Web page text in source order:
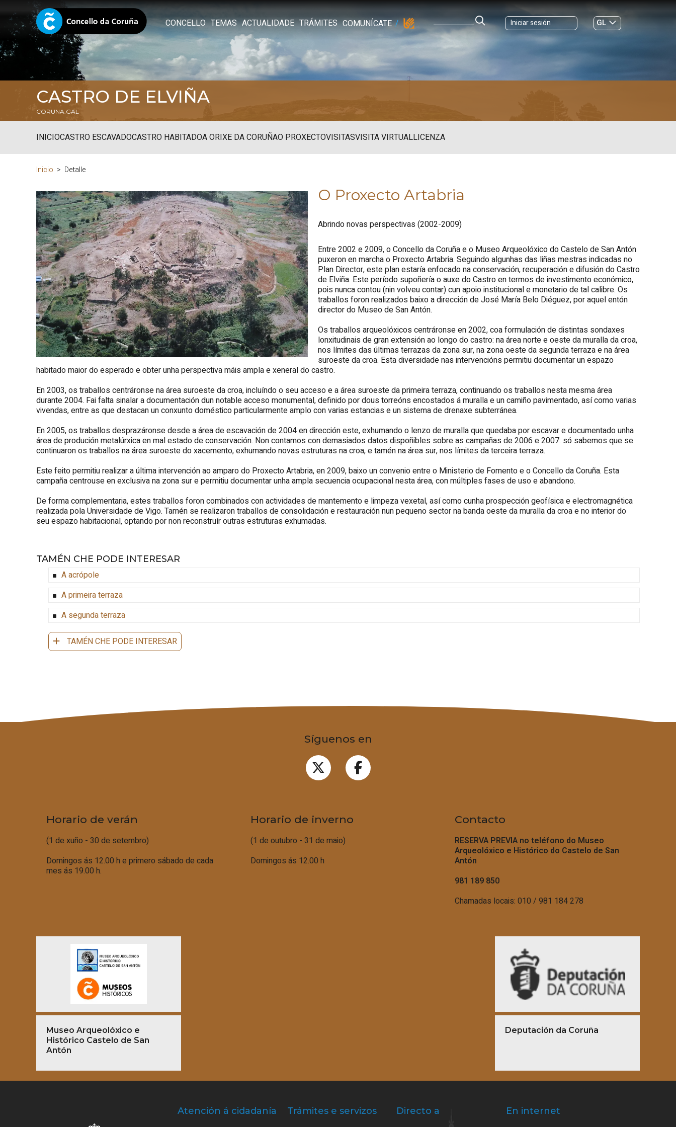
CONCELLO TEMAS ACTUALIDADE TRÁMITES COMUNÍCATE Iniciar sesión
GL
ES|
CASTRO DE ELVIÑA
CORUNA.GAL
INICIOCASTRO ESCAVADOCASTRO HABITADOA ORIXE DA CORUÑAO PROXECTOVISITASVISITA VIRTUALLICENZA
Inicio Detalle
O Proxecto Artabria
Abrindo novas perspectivas (2002-2009)
Entre 2002 e 2009, o Concello da Coruña e o Museo Arqueolóxico do Castelo de San Antón
puxeron en marcha o Proxecto Artabria. Seguindo algunhas das liñas mestras indicadas no
Plan Director, este plan estaría enfocado na conservación, recuperación e difusión do Castro
de Elviña. Este período supoñería o auxe do Castro en termos de investimento económico,
pois nunca contou (nin volveu contar) cun apoio institucional e monetario de tal calibre. Os
traballos foron realizados baixo a dirección de José María Belo Diéguez, por aquel entón
director do Museo de San Antón.
Os traballos arqueolóxicos centráronse en 2002, coa formulación de distintas sondaxes
lonxitudinais de gran extensión ao longo do castro: na área norte e oeste da muralla da croa,
nos límites das últimas terrazas da zona sur, na zona oeste da segunda terraza e na área
suroeste da croa. Esta diversidade nas intervencións permitiu documentar un espazo
habitado maior do esperado e obter unha perspectiva máis ampla e xeneral do castro.
En 2003, os traballos centráronse na área suroeste da croa, incluíndo o seu acceso e a área suroeste da primeira terraza, continuando os traballos nesta mesma área
durante 2004. Fai falta sinalar a documentación dun notable acceso monumental, definido por dous torreóns encostados á muralla e un camiño pavimentado, así como varias
vivendas, entre as que destacan un conxunto doméstico particularmente amplo con varias estancias e un sistema de drenaxe subterránea.
En 2005, os traballos desprazáronse desde a área de escavación de 2004 en dirección este, exhumando o lenzo de muralla que quedaba por escavar e documentado unha
área de produción metalúrxica en mal estado de conservación. Non contamos con demasiados datos dispoñibles sobre as campañas de 2006 e 2007: só sabemos que se
continuaron os traballos na área suroeste do xacemento, exhumando novas estruturas na croa, e tamén na área sur, nos límites da terceira terraza.
Este feito permitiu realizar a última intervención ao amparo do Proxecto Artabria, en 2009, baixo un convenio entre o Ministerio de Fomento e o Concello da Coruña. Esta
campaña centrouse en exclusiva na zona sur e permitiu documentar unha ampla secuencia ocupacional nesta área, con múltiples fases de uso e abandono.
De forma complementaria, estes traballos foron combinados con actividades de mantemento e limpeza vexetal, así como cunha prospección geofísica e electromagnética
realizada pola Universidade de Vigo. Tamén se realizaron traballos de consolidación e restauración nun pequeno sector na banda oeste da muralla da croa e no interior do
seu espazo habitacional, optando por non reconstruír outras estruturas exhumadas.
TAMÉN CHE PODE INTERESAR
A acrópole
A primeira terraza
A segunda terraza
TAMÉN CHE PODE INTERESAR
Síguenos en
Horario de verán
(1 de xuño - 30 de setembro)
Domingos ás 12.00 h e primero sábado de cada
mes ás 19.00 h.
Horario de inverno
(1 de outubro - 31 de maio)
Domingos ás 12.00 h
Contacto
RESERVA PREVIA no teléfono do Museo
Arqueolóxico e Histórico do Castelo de San
Antón
981 189 850
Chamadas locais: 010 / 981 184 278
Museo Arqueolóxico e
Histórico Castelo de San
Antón
Deputación da Coruña
Atención á cidadanía Trámites e servizos Directo a En internet